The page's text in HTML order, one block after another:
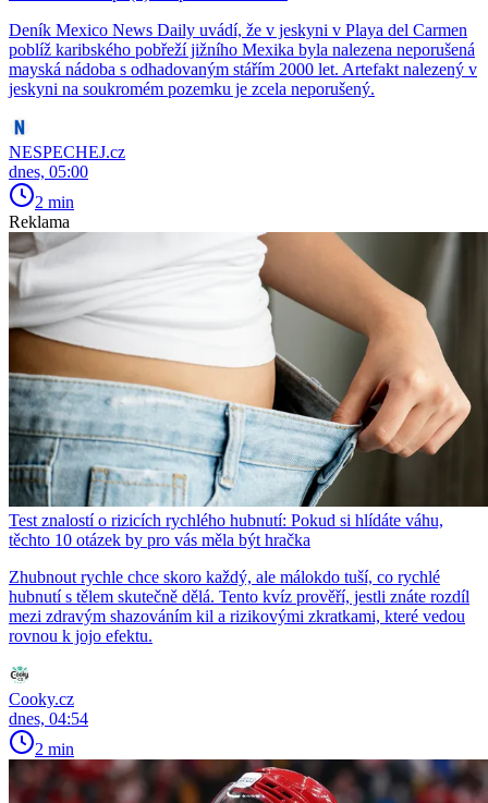
Deník Mexico News Daily uvádí, že v jeskyni v Playa del Carmen
poblíž karibského pobřeží jižního Mexika byla nalezena neporušená
mayská nádoba s odhadovaným stářím 2000 let. Artefakt nalezený v
jeskyni na soukromém pozemku je zcela neporušený.
NESPECHEJ.cz
dnes, 05:00
2 min
Reklama
Test znalostí o rizicích rychlého hubnutí: Pokud si hlídáte váhu,
těchto 10 otázek by pro vás měla být hračka
Zhubnout rychle chce skoro každý, ale málokdo tuší, co rychlé
hubnutí s tělem skutečně dělá. Tento kvíz prověří, jestli znáte rozdíl
mezi zdravým shazováním kil a rizikovými zkratkami, které vedou
rovnou k jojo efektu.
Cooky.cz
dnes, 04:54
2 min